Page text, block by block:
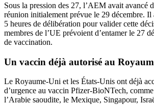
Sous la pression des 27, l’AEM avait avancé
réunion initialement prévue le 29 décembre. Il
5 heures de délibération pour valider cette
membres de l’UE prévoient d’entamer le 27
de vaccination.
Un vaccin déjà autorisé au
Le Royaume-Uni et les États-Unis ont déjà
d’urgence au vaccin Pfizer-BioNTech,
l’Arabie saoudite, le Mexique, Singapour,